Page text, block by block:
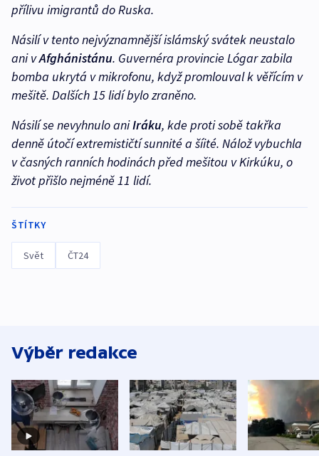
přílivu imigrantů do Ruska.
Násilí v tento nejvýznamnější islámský svátek neustalo
ani vAfghánistánu. Guvernéra provincie Lógar zabila
bomba ukrytá v mikrofonu, když promlouval k věřícím v
mešitě. Dalších 15 lidí bylo zraněno.
Násilí se nevyhnulo aniIráku, kde proti sobě takřka
denně útočí extremističtí sunnité a šíité. Nálož vybuchla
v časných ranních hodinách před mešitou v Kirkúku, o
život přišlo nejméně 11 lidí.
ŠTÍTKY
Svět ČT24
Výběr redakce